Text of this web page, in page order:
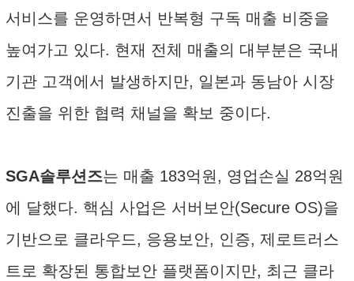
서비스를 운영하면서 반복형 구독 매출 비중을
높여가고 있다. 현재 전체 매출의 대부분은 국내
기관 고객에서 발생하지만, 일본과 동남아 시장
진출을 위한 협력 채널을 확보 중이다.
SGA솔루션즈는 매출 183억원, 영업손실 28억원
에 달했다. 핵심 사업은 서버보안(Secure OS)을
기반으로 클라우드, 응용보안, 인증, 제로트러스
트로 확장된 통합보안 플랫폼이지만, 최근 클라